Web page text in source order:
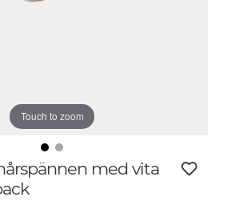
Touch to zoom
med vita